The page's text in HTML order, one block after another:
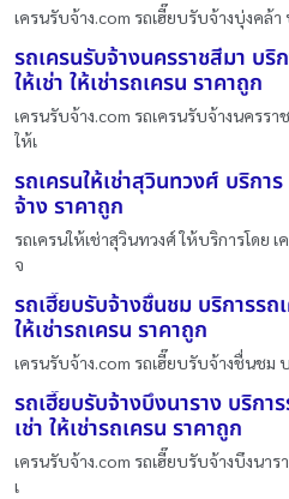
เครนรับจ้าง.com รถเฮี๊ยบรับจ้างบุ่งคล้า
รถเครนรับจ้างนครราชสีมา บริ
ให้เช่า ให้เช่ารถเครน ราคาถูก
เครนรับจ้าง.com รถเครนรับจ้างนครรา
ให้เ
รถเครนให้เช่าสุวินทวงศ์ บริกา
จ้าง ราคาถูก
รถเครนให้เช่าสุวินทวงศ์ ให้บริการโดย
จ
รถเฮี๊ยบรับจ้างชื่นชม บริการรถ
ให้เช่ารถเครน ราคาถูก
เครนรับจ้าง.com รถเฮี๊ยบรับจ้างชื่นชม
รถเฮี๊ยบรับจ้างบึงนาราง บริกา
เช่า ให้เช่ารถเครน ราคาถูก
เครนรับจ้าง.com รถเฮี๊ยบรับจ้างบึงนาร
เ